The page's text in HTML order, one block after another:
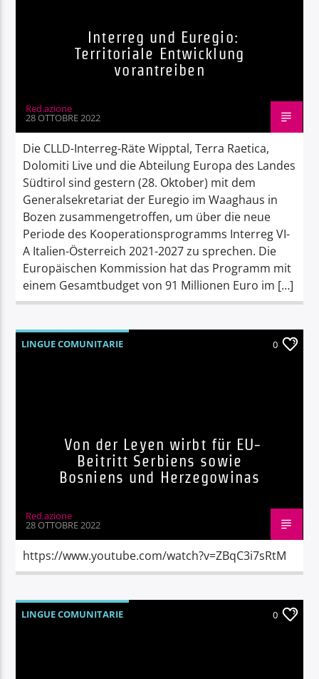
Interreg und Euregio:
Territoriale Entwicklung
vorantreiben
Red.azione
28 OTTOBRE 2022
Die CLLD-Interreg-Räte Wipptal, Terra Raetica,
Dolomiti Live und die Abteilung Europa des Landes
Südtirol sind gestern (28. Oktober) mit dem
Generalsekretariat der Euregio im Waaghaus in
Bozen zusammengetroffen, um über die neue
Periode des Kooperationsprogramms Interreg VI-
A Italien-Österreich 2021-2027 zu sprechen. Die
Europäischen Kommission hat das Programm mit
einem Gesamtbudget von 91 Millionen Euro im […]
LINGUE COMUNITARIE 0
Von der Leyen wirbt für EU-
Beitritt Serbiens sowie
Bosniens und Herzegowinas
Red.azione
28 OTTOBRE 2022
https://www.youtube.com/watch?v=ZBqC3i7sRtM
LINGUE COMUNITARIE 0